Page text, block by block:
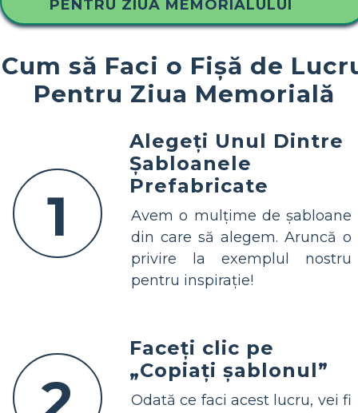
PENTRU ZIUA MEMORIALULUI
Cum să Faci o Fișă de
Pentru Ziua Memorială
1
Alegeți Unul Dintre
Șabloanele
Prefabricate
Avem o mulțime de șabloane
din care să alegem. Aruncă o
privire la exemplul nostru
pentru inspirație!
Faceți clic pe
„Copiați șablonul”
Odată ce faci acest lucru, vei fi